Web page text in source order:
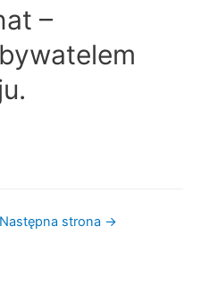
–
Następna strona →